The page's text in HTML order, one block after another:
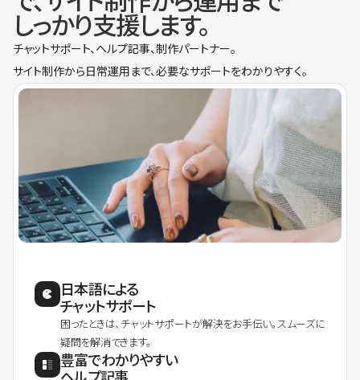
しっかり支援します。
チャットサポート、ヘルプ記事、制作パートナー。
サイト制作から日常運用まで、必要なサポートをわかりやすく。
日本語による
チャットサポート
困ったときは、チャットサポートが解決をお手伝い。スムーズに
疑問を解消できます。
豊富でわかりやすい